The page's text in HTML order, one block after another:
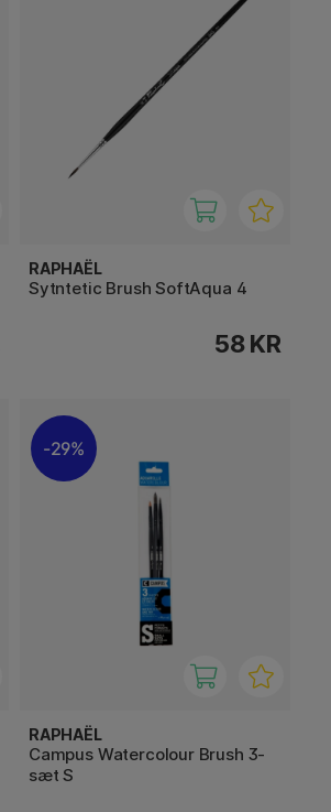
RAPHAËL
Sytntetic Brush SoftAqua 4
58 KR
29%
RAPHAËL
Campus Watercolour Brush 3-
sæt S